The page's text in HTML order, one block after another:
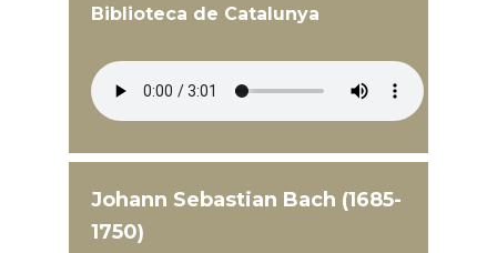
Biblioteca de Catalunya
Johann Sebastian Bach (1685-
1750)